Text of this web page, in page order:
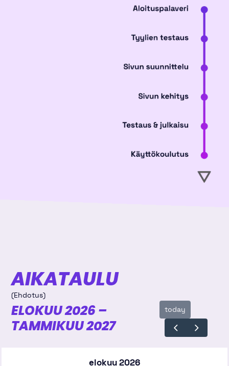
AIKATAULU
(Ehdotus)
ELOKUU 2026 –
TAMMIKUU 2027
today
elokuu 2026